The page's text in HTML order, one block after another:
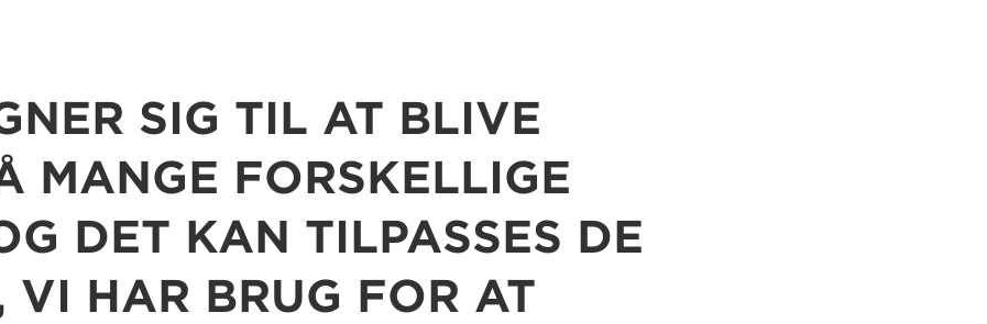
SIG TIL AT BLIVE
MANGE FORSKELLIGE
DET KAN TILPASSES DE
VI HAR BRUG FOR AT